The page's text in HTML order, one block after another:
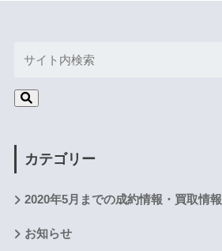
カテゴリー
2020年5月までの成約情報・買取情報
お知らせ